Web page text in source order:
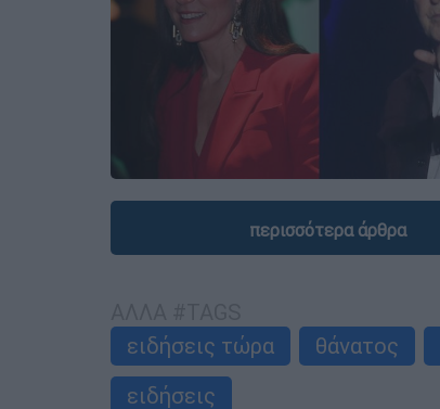
περισσότερα άρθρα
ειδήσεις τώρα
θάνατος
ειδήσεις